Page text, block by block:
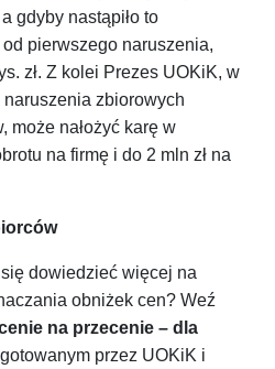
gdyby nastąpiło to
pierwszego naruszenia,
zł. Z kolei Prezes UOKiK, w
zbiorowych
może nałożyć karę w
na firmę i do 2 mln zł na
dowiedzieć więcej na
obniżek cen? Weź
na przecenie – dla
przez UOKiK i